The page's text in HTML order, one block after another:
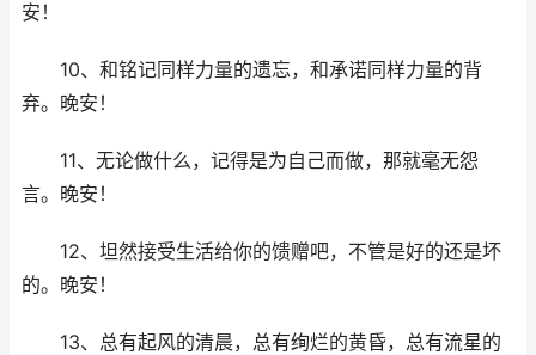
安！
10、和铭记同样力量的遗忘，和承诺同样力量的背
弃。晚安！
11、无论做什么，记得是为自己而做，那就毫无怨
言。晚安！
12、坦然接受生活给你的馈赠吧，不管是好的还是坏
的。晚安！
13、总有起风的清晨，总有绚烂的黄昏，总有流星的